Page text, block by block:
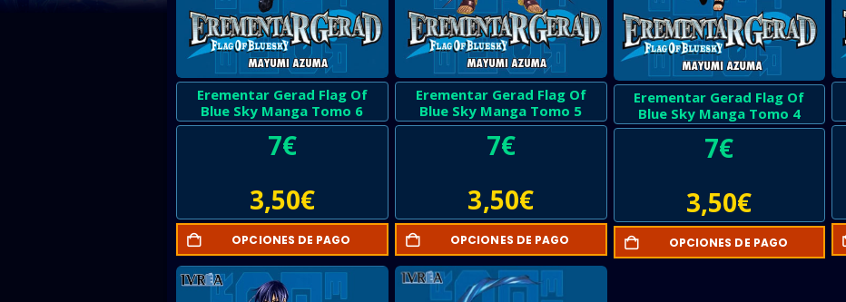
Erementar Gerad Flag Of
Blue Sky Manga Tomo 6
7€
3,50€
OPCIONES DE PAGO
Erementar Gerad Flag Of
Blue Sky Manga Tomo 5
7€
3,50€
OPCIONES DE PAGO
Erementar Gerad Flag Of
Blue Sky Manga Tomo 4
7€
3,50€
OPCIONES DE PAGO